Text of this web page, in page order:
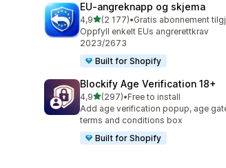
EU‑angreknapp og skjema
4,9av 5 stjerner
(2 177)
Totalt 2177 omtaler
•
Oppfyll enkelt EUs angrerettkrav
2023/2673
Built for Shopify
Blockify Age Verification 18+
4,9av 5 stjerner
(297)
Totalt 297 omtaler
•Free to install
Add age verification popup, age
terms and conditions box
Built for Shopify